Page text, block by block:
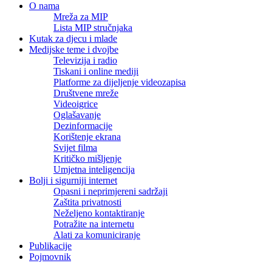
O nama
Mreža za MIP
Lista MIP stručnjaka
Kutak za djecu i mlade
Medijske teme i dvojbe
Televizija i radio
Tiskani i online mediji
Platforme za dijeljenje videozapisa
Društvene mreže
Videoigrice
Oglašavanje
Dezinformacije
Korištenje ekrana
Svijet filma
Kritičko mišljenje
Umjetna inteligencija
Bolji i sigurniji internet
Opasni i neprimjereni sadržaji
Zaštita privatnosti
Neželjeno kontaktiranje
Potražite na internetu
Alati za komuniciranje
Publikacije
Pojmovnik